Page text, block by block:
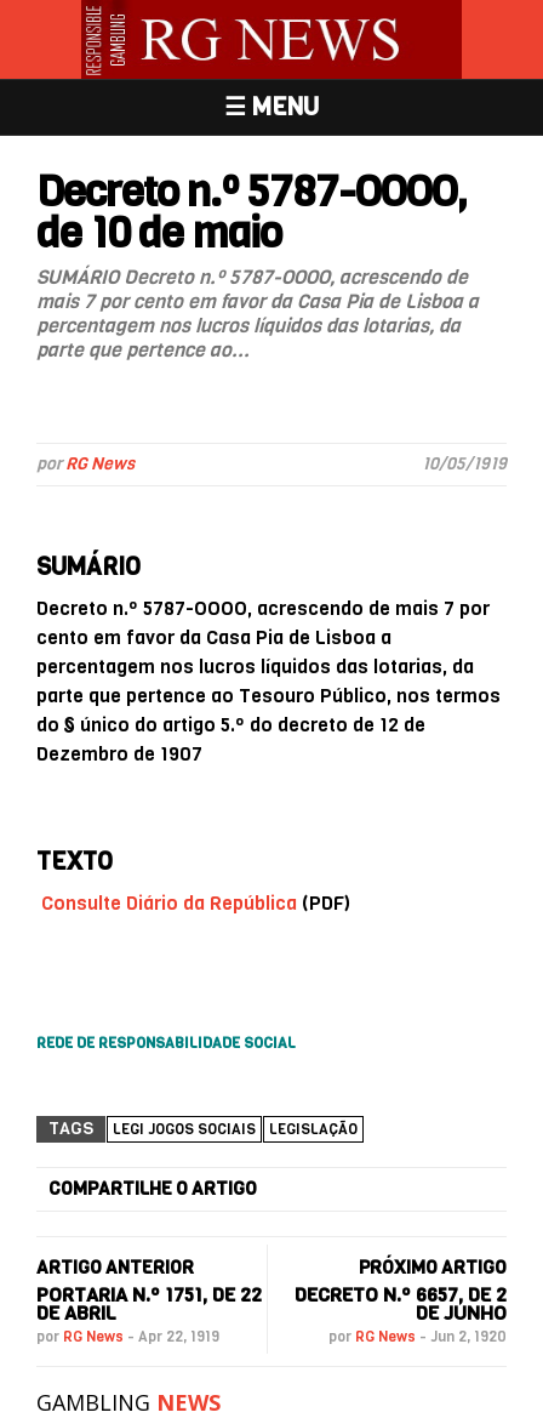
☰ MENU
Decreto n.º 5787-OOOO,
de 10 de maio
SUMÁRIO Decreto n.º 5787-OOOO, acrescendo de
mais 7 por cento em favor da Casa Pia de Lisboa a
percentagem nos lucros líquidos das lotarias, da
parte que pertence ao...
porRG News 10/05/1919
SUMÁRIO
Decreto n.º 5787-OOOO, acrescendo de mais 7 por
cento em favor da Casa Pia de Lisboa a
percentagem nos lucros líquidos das lotarias, da
parte que pertence ao Tesouro Público, nos termos
do § único do artigo 5.º do decreto de 12 de
Dezembro de 1907
TEXTO
Consulte Diário da República (PDF)
REDE DE RESPONSABILIDADE SOCIAL
TAGS LEGI JOGOS SOCIAIS LEGISLAÇÃO
COMPARTILHE O ARTIGO
ARTIGO ANTERIOR
PORTARIA N.º 1751, DE 22
DE ABRIL
por RG News - Apr 22, 1919
PRÓXIMO ARTIGO
DECRETO N.º 6657, DE 2
DE JUNHO
por RG News - Jun 2, 1920
GAMBLING NEWS